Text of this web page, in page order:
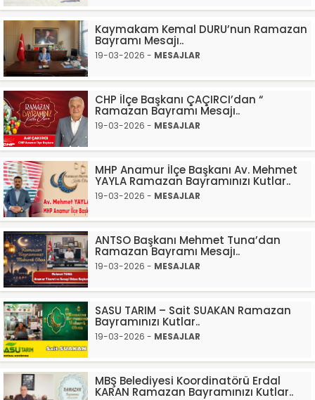
Kaymakam Kemal DURU’nun Ramazan
Bayramı Mesajı..
19-03-2026 - MESAJLAR
CHP İlçe Başkanı ÇAÇIRCI’dan “
Ramazan Bayramı Mesajı..
19-03-2026 - MESAJLAR
MHP Anamur İlçe Başkanı Av. Mehmet
YAYLA Ramazan Bayramınızı Kutlar..
19-03-2026 - MESAJLAR
ANTSO Başkanı Mehmet Tuna’dan
Ramazan Bayramı Mesajı..
19-03-2026 - MESAJLAR
SASU TARIM – Sait SUAKAN Ramazan
Bayramınızı Kutlar..
19-03-2026 - MESAJLAR
MBŞ Belediyesi Koordinatörü Erdal
KARAN Ramazan Bayramınızı Kutlar..